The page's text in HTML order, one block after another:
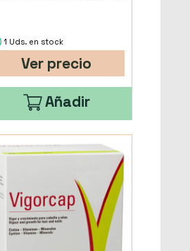
1 Uds. en stock
Ver precio
Añadir